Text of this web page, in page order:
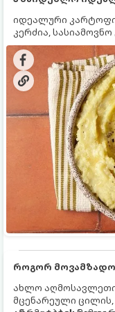
იდეალური
კერძია,
ფერით. მისი
არსებობს
იცოდეთ, რომ პიურე
როგორ
ახლო
მცენარეული ცილის,